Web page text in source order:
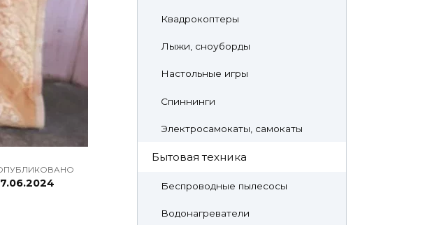
Квадрокоптеры
Лыжи, сноуборды
Настольные игры
Спиннинги
Электросамокаты, самокаты
Бытовая техника
Беспроводные пылесосы
Водонагреватели